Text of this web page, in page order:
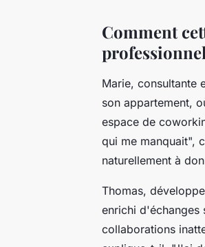
Comment
professionnel
Marie, consultante
son appartement,
espace de
qui me manquait",
naturellement à
Thomas,
enrichi d'échanges
collaborations